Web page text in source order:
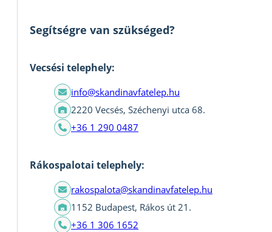
Segítségre van szükséged?
Vecsési telephely:
info@skandinavfatelep.hu
2220 Vecsés, Széchenyi utca 68.
+36 1 290 0487
Rákospalotai telephely:
rakospalota@skandinavfatelep.hu
1152 Budapest, Rákos út 21.
+36 1 306 1652